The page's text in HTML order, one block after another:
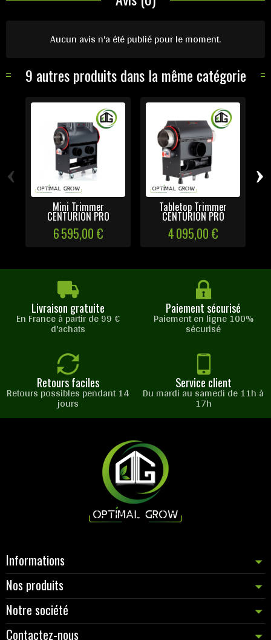
Aucun avis n'a été publié pour le moment.
9 autres produits dans la même catégorie
Mini Trimmer
CENTURION PRO
6 595,00 €
Tabletop Trimmer
CENTURION PRO
4 095,00 €
‹ ›
Livraison gratuite
En France à partir de 99 €
d'achats
Paiement sécurisé
Paiement en ligne 100%
sécurisé
Retours faciles
Retours possibles pendant 14
jours
Service client
Du mardi au samedi de 11h à
17h
Informations
Nos produits
Notre société
Contactez-nous